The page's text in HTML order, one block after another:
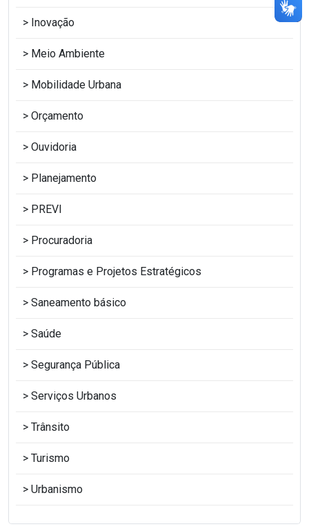
Inovação
Meio Ambiente
Mobilidade Urbana
Orçamento
Ouvidoria
Planejamento
PREVI
Procuradoria
Programas e Projetos Estratégicos
Saneamento básico
Saúde
Segurança Pública
Serviços Urbanos
Trânsito
Turismo
Urbanismo